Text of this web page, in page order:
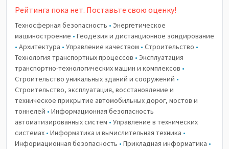
Рейтинга пока нет. Поставьте свою оценку!
Техносферная безопасность • Энергетическое
машиностроение • Геодезия и дистанционное зондирование
• Архитектура • Управление качеством • Строительство •
Технология транспортных процессов • Эксплуатация
транспортно-технологических машин и комплексов •
Строительство уникальных зданий и сооружений •
Строительство, эксплуатация, восстановление и
техническое прикрытие автомобильных дорог, мостов и
тоннелей • Информационная безопасность
автоматизированных систем • Управление в технических
системах • Информатика и вычислительная техника •
Информационная безопасность • Прикладная информатика •